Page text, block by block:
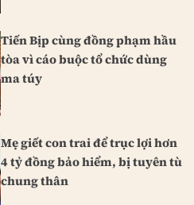
Tiến Bịp cùng đồng phạm hầu
tòa vì cáo buộc tổ chức dùng
ma túy
Mẹ giết con trai để trục lợi hơn
4 tỷ đồng bảo hiểm, bị tuyên tù
chung thân